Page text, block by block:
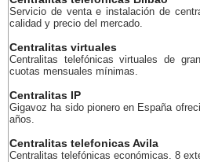
Servicio de venta e instalación de
calidad y precio del mercado.
Centralitas virtuales
Centralitas telefónicas virtuales de
cuotas mensuales mínimas.
Centralitas IP
Gigavoz ha sido pionero en España
años.
Centralitas telefonicas Avila
Centralitas telefónicas económicas. 8